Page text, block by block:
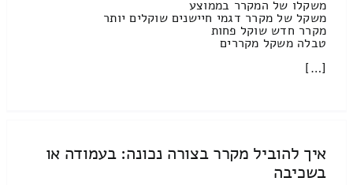
משקלו של המקרר בממוצע
משקל של מקרר דגמי חיישנים שוקלים יותר
מקרר חדש שוקל פחות
טבלה משקל מקררים
[…]
איך להוביל מקרר בצורה נכונה: בעמודה או
בשכיבה